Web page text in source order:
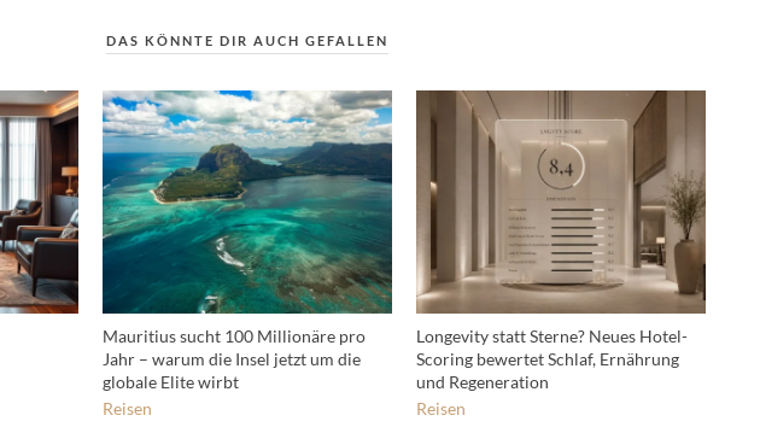
DAS KÖNNTE DIR AUCH GEFALLEN
Mauritius sucht 100 Millionäre pro
Jahr – warum die Insel jetzt um die
globale Elite wirbt
Reisen
Longevity statt Sterne? Neues Hotel-
Scoring bewertet Schlaf, Ernährung
und Regeneration
Reisen